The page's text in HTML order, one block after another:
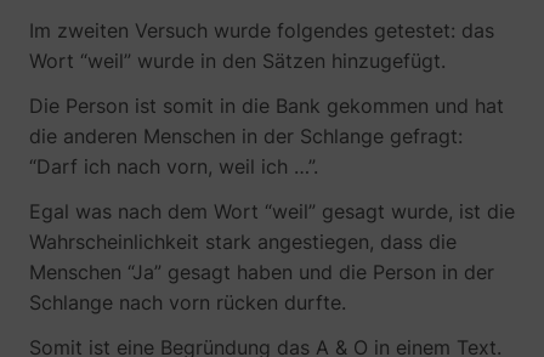
Im zweiten Versuch wurde folgendes getestet: das
Wort “weil” wurde in den Sätzen hinzugefügt.
Die Person ist somit in die Bank gekommen und hat
die anderen Menschen in der Schlange gefragt:
“Darf ich nach vorn, weil ich …”.
Egal was nach dem Wort “weil” gesagt wurde, ist die
Wahrscheinlichkeit stark angestiegen, dass die
Menschen “Ja” gesagt haben und die Person in der
Schlange nach vorn rücken durfte.
Somit ist eine Begründung das A & O in einem Text.